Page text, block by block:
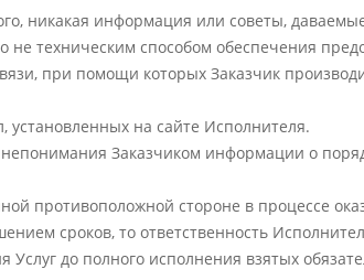
никакая информация или советы,
не техническим способом обеспечения
при помощи которых Заказчик
установленных на сайте Исполнителя.
Заказчиком информации о
противоположной стороне в процессе
сроков, то ответственность
до полного исполнения взятых